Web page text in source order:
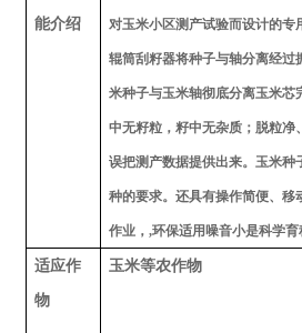
能介绍 对玉米小区测产试验而设计的专
辊筒刮籽器将种子与轴分离经过
米种子与玉米轴彻底分离玉米芯
中无籽粒，籽中无杂质；脱粒净
误把测产数据提供出来。玉米种
种的要求。还具有操作简便、移
作业，,环保适用噪音小是科学
适应作
物
玉米等农作物